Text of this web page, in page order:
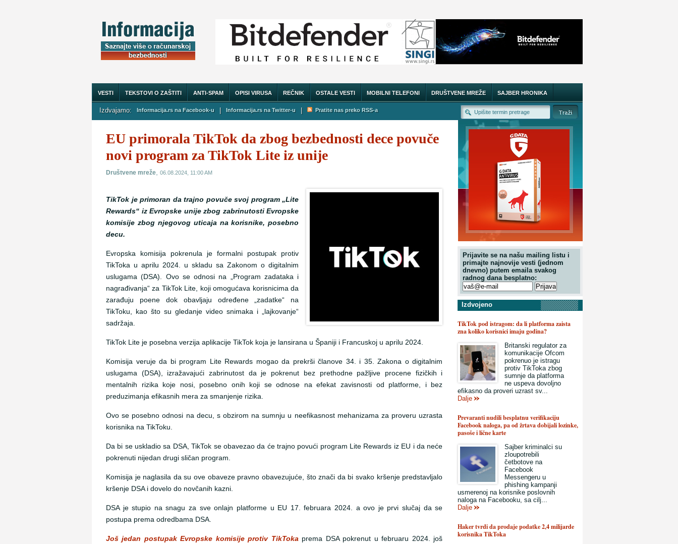
VESTI TEKSTOVI O ZAŠTITI ANTI-SPAM OPISI VIRUSA REČNIK OSTALE VESTI MOBILNI TELEFONI DRUŠTVENE MREŽE SAJBER HRONIKA
O NAMA
Izdvajamo: Informacija.rs na Facebook-u | Informacija.rs na Twitter-u | Pratite nas preko RSS-a
EU primorala TikTok da zbog bezbednosti dece povuče
novi program za TikTok Lite iz unije
Društvene mreže, 06.08.2024, 11:00 AM
TikTok je primoran da trajno povuče svoj program „Lite
Rewards“ iz Evropske unije zbog zabrinutosti Evropske
komisije zbog njegovog uticaja na korisnike, posebno
decu.
Evropska komisija pokrenula je formalni postupak protiv
TikToka u aprilu 2024. u skladu sa Zakonom o digitalnim
uslugama (DSA). Ovo se odnosi na „Program zadataka i
nagrađivanja“ za TikTok Lite, koji omogućava korisnicima da
zarađuju poene dok obavljaju određene „zadatke“ na
TikToku, kao što su gledanje video snimaka i „lajkovanje“
sadržaja.
TikTok Lite je posebna verzija aplikacije TikTok koja je lansirana u Španiji i Francuskoj u aprilu 2024.
Komisija veruje da bi program Lite Rewards mogao da prekrši članove 34. i 35. Zakona o digitalnim
uslugama (DSA), izražavajući zabrinutost da je pokrenut bez prethodne pažljive procene fizičkih i
mentalnih rizika koje nosi, posebno onih koji se odnose na efekat zavisnosti od platforme, i bez
preduzimanja efikasnih mera za smanjenje rizika.
Ovo se posebno odnosi na decu, s obzirom na sumnju u neefikasnost mehanizama za proveru uzrasta
korisnika na TikToku.
Da bi se uskladio sa DSA, TikTok se obavezao da će trajno povući program Lite Rewards iz EU i da neće
pokrenuti nijedan drugi sličan program.
Komisija je naglasila da su ove obaveze pravno obavezujuće, što znači da bi svako kršenje predstavljalo
kršenje DSA i dovelo do novčanih kazni.
DSA je stupio na snagu za sve onlajn platforme u EU 17. februara 2024. a ovo je prvi slučaj da se
postupa prema odredbama DSA.
Još jedan postupak Evropske komisije protiv TikTokaprema DSA pokrenut u februaru 2024. još
Prijavite se na našu mailing listu i
primajte najnovije vesti (jednom
dnevno) putem emaila svakog
radnog dana besplatno:
Izdvojeno
TikTok pod istragom: da li platforma zaista
zna koliko korisnici imaju godina?
Britanski regulator za
komunikacije Ofcom
pokrenuo je istragu
protiv TikToka zbog
sumnje da platforma
ne uspeva dovoljno
efikasno da proveri uzrast sv...
Dalje
Prevaranti nudili besplatnu verifikaciju
Facebook naloga, pa od žrtava dobijali lozinke,
pasoše i lične karte
Sajber kriminalci su
zloupotrebili
četbotove na
Facebook
Messengeru u
phishing kampanji
usmerenoj na korisnike poslovnih
naloga na Facebooku, sa cilj...
Dalje
Haker tvrdi da prodaje podatke 2,4 milijarde
korisnika TikToka